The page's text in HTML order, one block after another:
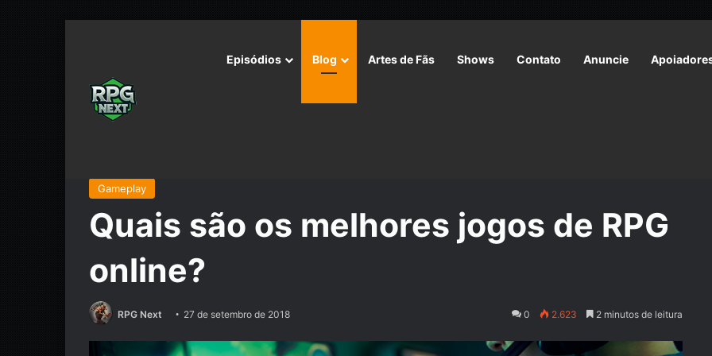
Episódios Blog Artes de Fãs Shows Contato Anuncie
Gameplay
Quais são os melhores jogos de RPG
online?
RPG Next 27 de setembro de 2018 0 2.623 2 minutos de leitura